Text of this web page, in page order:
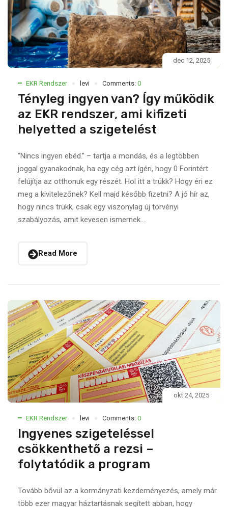
dec 12, 2025
EKR Rendszer levi Comments: 0
Tényleg ingyen van? Így működik
az EKR rendszer, ami kifizeti
helyetted a szigetelést
“Nincs ingyen ebéd.” – tartja a mondás, és a legtöbben
joggal gyanakodnak, ha egy cég azt ígéri, hogy 0 Forintért
felújítja az otthonuk egy részét. Hol itt a trükk? Hogy éri ez
meg a kivitelezőnek? Kell majd később fizetni? A jó hír az,
hogy nincs trükk, csak egy viszonylag új törvényi
szabályozás, amit kevesen ismernek....
Read More
okt 24, 2025
EKR Rendszer levi Comments: 0
Ingyenes szigeteléssel
csökkenthető a rezsi –
folytatódik a program
Tovább bővül az a kormányzati kezdeményezés, amely már
több ezer magyar háztartásnak segített abban, hogy